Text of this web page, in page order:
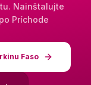
Nainštalujte
Príchode
Faso